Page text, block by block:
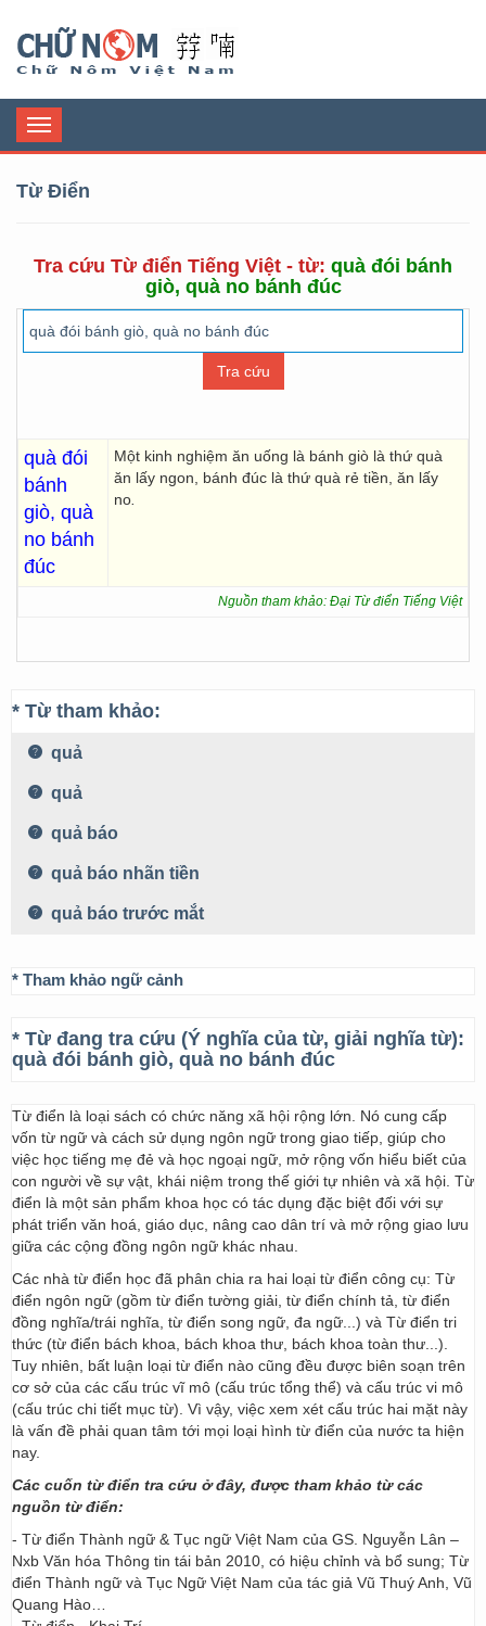
Toggle
navigation
Từ Điển
Tra cứu Từ điển Tiếng Việt - từ: quà đói bánh
giò, quà no bánh đúc
quà đói
bánh
giò, quà
no bánh
đúc
Một kinh nghiệm ăn uống là bánh giò là thứ quà
ăn lấy ngon, bánh đúc là thứ quà rẻ tiền, ăn lấy
no
Nguồn tham khảo: Đại Từ điển Tiếng Việt
* Từ tham khảo:
quả
quả
quả báo
quả báo nhãn tiền
quả báo trước mắt
* Tham khảo ngữ cảnh
* Từ đang tra cứu (Ý nghĩa của từ, giải nghĩa từ):
quà đói bánh giò, quà no bánh đúc
Từ điển là loại sách có chức năng xã hội rộng lớn. Nó cung cấp
vốn từ ngữ và cách sử dụng ngôn ngữ trong giao tiếp, giúp cho
việc học tiếng mẹ đẻ và học ngoại ngữ, mở rộng vốn hiểu biết của
con người về sự vật, khái niệm trong thế giới tự nhiên và xã hội. Từ
điển là một sản phẩm khoa học có tác dụng đặc biệt đối với sự
phát triển văn hoá, giáo dục, nâng cao dân trí và mở rộng giao lưu
giữa các cộng đồng ngôn ngữ khác nhau.
Các nhà từ điển học đã phân chia ra hai loại từ điển công cụ: Từ
điển ngôn ngữ (gồm từ điển tường giải, từ điển chính tả, từ điển
đồng nghĩa/trái nghĩa, từ điển song ngữ, đa ngữ...) và Từ điển tri
thức (từ điển bách khoa, bách khoa thư, bách khoa toàn thư...).
Tuy nhiên, bất luận loại từ điển nào cũng đều được biên soạn trên
cơ sở của các cấu trúc vĩ mô (cấu trúc tổng thể) và cấu trúc vi mô
(cấu trúc chi tiết mục từ). Vì vậy, việc xem xét cấu trúc hai mặt này
là vấn đề phải quan tâm tới mọi loại hình từ điển của nước ta hiện
nay.
Các cuốn từ điển tra cứu ở đây, được tham khảo từ các
nguồn từ điển:
- Từ điển Thành ngữ & Tục ngữ Việt Nam của GS. Nguyễn Lân –
Nxb Văn hóa Thông tin tái bản 2010, có hiệu chỉnh và bổ sung; Từ
điển Thành ngữ và Tục Ngữ Việt Nam của tác giả Vũ Thuý Anh, Vũ
Quang Hào…